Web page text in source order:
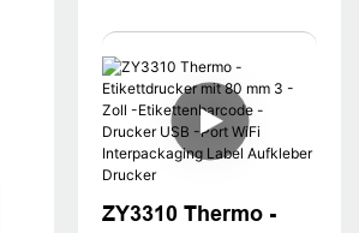
ZY3310 Thermo -